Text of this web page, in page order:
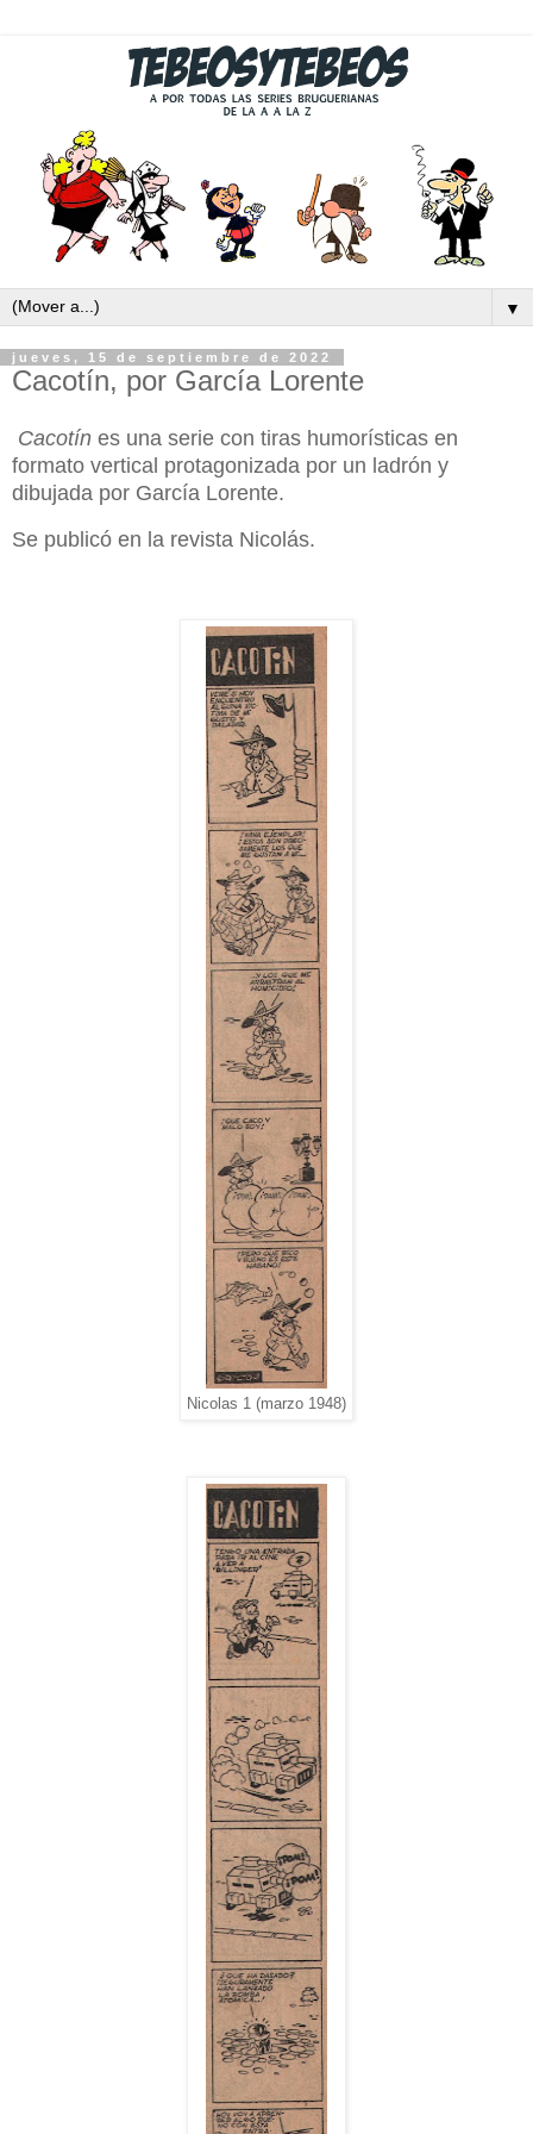
▼
jueves, 15 de septiembre de 2022
Cacotín, por García Lorente
Cacotín es una serie con tiras humorísticas en
formato vertical protagonizada por un ladrón y
dibujada por García Lorente.
Se publicó en la revista Nicolás.
Nicolas 1 (marzo 1948)